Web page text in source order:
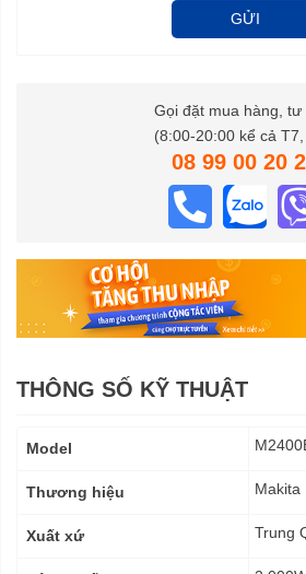
GỬI
Gọi đặt mua hàng, tư
(8:00-20:00 kể cả T7,
08 99 00 20
THÔNG SỐ KỸ THUẬT
kỹ
Model
Thương hiệu Makita
Xuất xứ Trung